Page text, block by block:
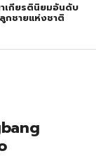
เกียรตินิยมอันดับ
กชายแห่งชาติ